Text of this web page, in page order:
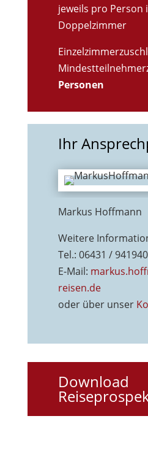
jeweils pro Person
Doppelzimmer
Personen
Ihr
Markus Hoffmann
Weitere
Tel.: 06431 / 941940
E-Mail:
reisen.de
oder über unser
Download